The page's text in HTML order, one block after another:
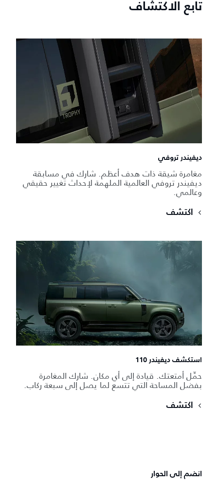
تابع الاكتشاف
ديفيندر تروفي
مغامرة شيقة ذات هدف أعظم. شارك في مسابقة
ديفيندر تروفي العالمية الملهمة لإحداث تغيير حقيقي
وعالمي.
اكتشف
استكشف ديفيندر 110
حمِّل أمتعتك. قيادة إلى أي مكان. شارك المغامرة
بفضل المساحة التي تتسع لما يصل إلى سبعة ركاب.
اكتشف
انضم إلى الحوار